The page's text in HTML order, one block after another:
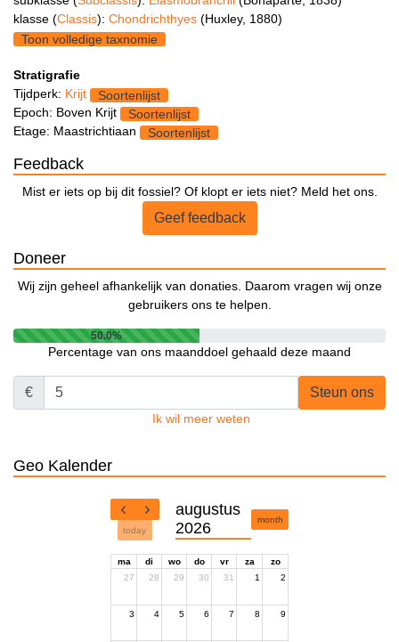
klasse (Classis): Chondrichthyes (Huxley, 1880)
Toon volledige taxnomie
Stratigrafie
Tijdperk: Krijt
Soortenlijst
Epoch: Boven Krijt
Soortenlijst
Etage: Maastrichtiaan
Soortenlijst
Feedback
Mist er iets op bij dit fossiel? Of klopt er iets niet? Meld het ons.
Geef feedback
Doneer
Wij zijn geheel afhankelijk van donaties. Daarom vragen wij onze
gebruikers ons te helpen.
50.0%
Percentage van ons maanddoel gehaald deze maand
€ Steun ons
Ik wil meer weten
Geo Kalender
today
augustus
2026
month
ma di wo do vr za
zo
27
28 29 30 31 1 2
3 4 5 6 7 8 9